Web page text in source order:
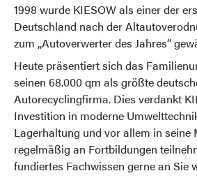
1998 wurde KIESOW als einer der
Deutschland nach der
zum „Autoverwerter des Jahres“
Heute präsentiert sich das
seinen 68.000 qm als größte
Autorecyclingfirma. Dies verdankt
Investition in moderne
Lagerhaltung und vor allem in seine
regelmäßig an Fortbildungen
fundiertes Fachwissen gerne an Sie